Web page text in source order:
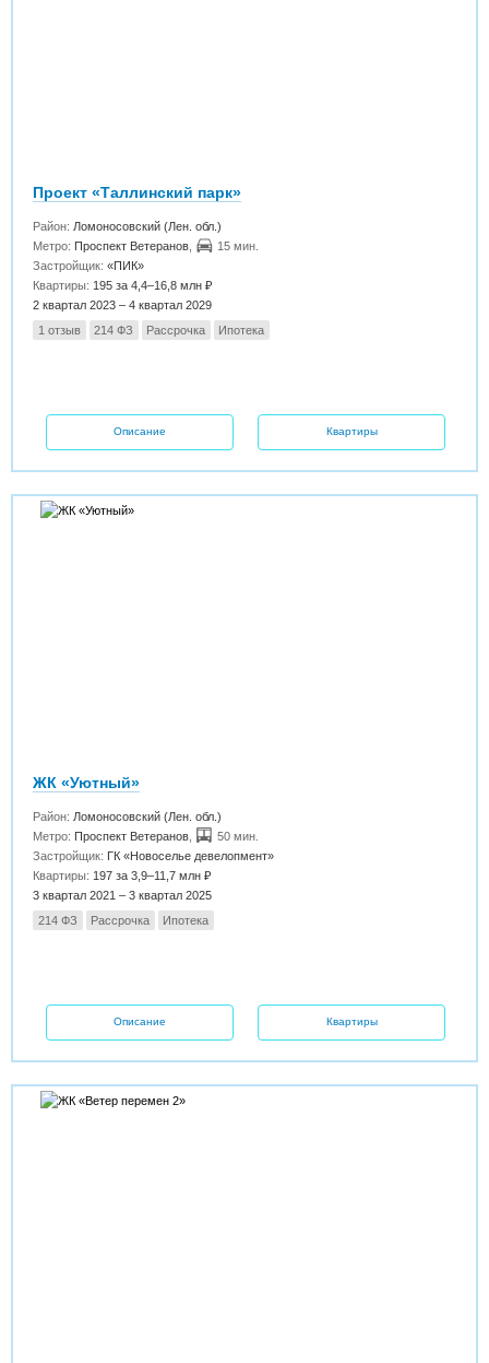
Проект «Таллинский парк»
Район: Ломоносовский (Лен. обл.)
Метро: Проспект Ветеранов
15 мин.
Застройщик:«ПИК»
Квартиры: 195 за 4,4–16,8 млн ₽
2 квартал 2023 – 4 квартал 2029
1 отзыв
214 ФЗ Рассрочка Ипотека
Описание Квартиры
ЖК «Уютный»
Район: Ломоносовский (Лен. обл.)
Метро: Проспект Ветеранов
50 мин.
Застройщик: ГК «Новоселье девелопмент»
Квартиры: 197 за 3,9–11,7 млн ₽
3 квартал 2021 – 3 квартал 2025
214 ФЗ
Рассрочка Ипотека
Описание Квартиры